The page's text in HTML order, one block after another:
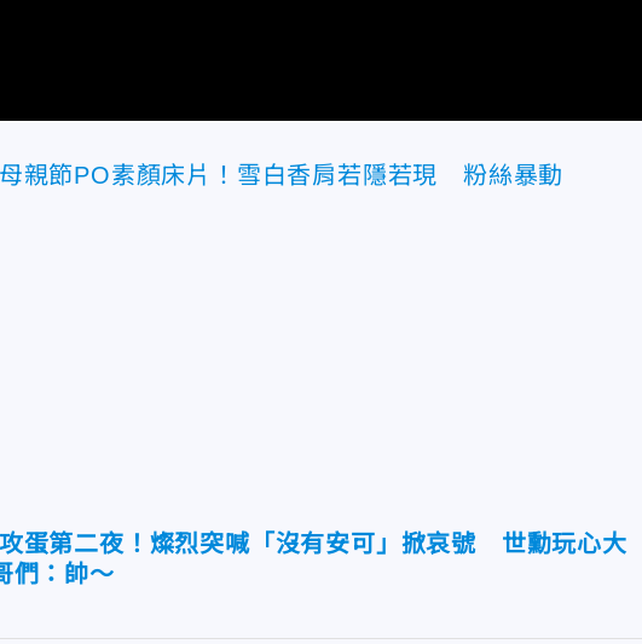
親節PO素顏床片！雪白香肩若隱若現 粉絲暴動
蛋第二夜！燦烈突喊「沒有安可」掀哀號 世勳玩心大
們：帥～